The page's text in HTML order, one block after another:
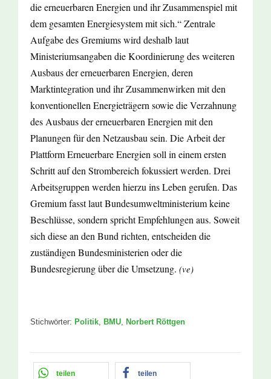
die erneuerbaren Energien und ihr Zusammenspiel mit
dem gesamten Energiesystem mit sich.“ Zentrale
Aufgabe des Gremiums wird deshalb laut
Ministeriumsangaben die Koordinierung des weiteren
Ausbaus der erneuerbaren Energien, deren
Marktintegration und ihr Zusammenwirken mit den
konventionellen Energieträgern sowie die Verzahnung
des Ausbaus der erneuerbaren Energien mit den
Planungen für den Netzausbau sein. Die Arbeit der
Plattform Erneuerbare Energien soll in einem ersten
Schritt auf den Strombereich fokussiert werden. Drei
Arbeitsgruppen werden hierzu ins Leben gerufen. Das
Gremium fasst laut Bundesumweltministerium keine
Beschlüsse, sondern spricht Empfehlungen aus. Soweit
sich diese an den Bund richten, entscheiden die
zuständigen Bundesministerien oder die
Bundesregierung über die Umsetzung. (ve)
Stichwörter: Politik, BMU, Norbert Röttgen
teilen teilen